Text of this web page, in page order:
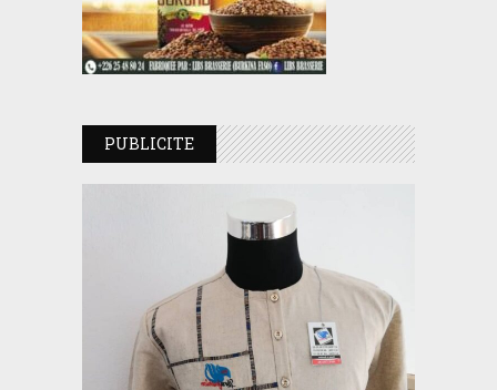
PUBLICITE